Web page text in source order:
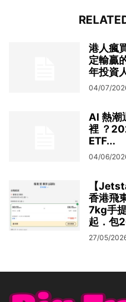
港人瘋
定輸贏
年投資
04/07/
AI 熱潮
裡 ？
ETF...
04/06/
【
香港飛
7kg手
起．包
27/05/